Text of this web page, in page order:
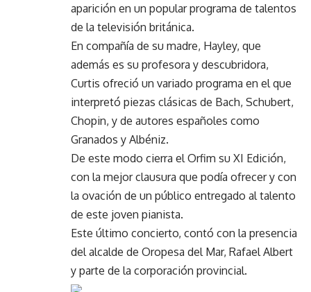
aparición en un popular programa de talentos
de la televisión británica.
En compañía de su madre, Hayley, que
además es su profesora y descubridora,
Curtis ofreció un variado programa en el que
interpretó piezas clásicas de Bach, Schubert,
Chopin, y de autores españoles como
Granados y Albéniz.
De este modo cierra el Orfim su XI Edición,
con la mejor clausura que podía ofrecer y con
la ovación de un público entregado al talento
de este joven pianista.
Este último concierto, contó con la presencia
del alcalde de Oropesa del Mar, Rafael Albert
y parte de la corporación provincial.